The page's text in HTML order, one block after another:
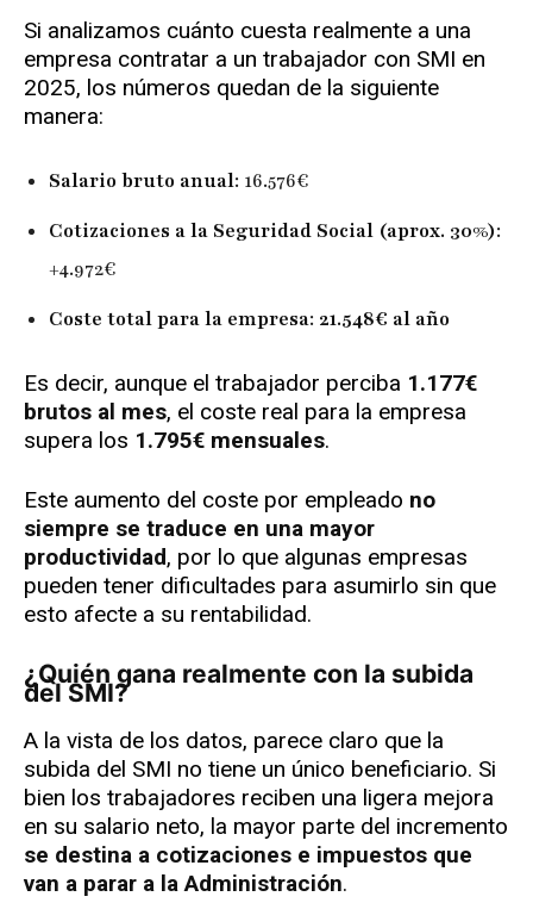
Si analizamos cuánto cuesta realmente a una
empresa contratar a un trabajador con SMI en
2025, los números quedan de la siguiente
manera:
Salario bruto anual: 16.576€
Cotizaciones a la Seguridad Social (aprox. 30%):
+4.972€
Coste total para la empresa: 21.548€ al año
Es decir, aunque el trabajador perciba 1.177€
brutos al mes, el coste real para la empresa
supera los 1.795€ mensuales.
Este aumento del coste por empleado no
siempre se traduce en una mayor
productividad, por lo que algunas empresas
pueden tener dificultades para asumirlo sin que
esto afecte a su rentabilidad.
¿Quién gana realmente con la subida
del SMI?
A la vista de los datos, parece claro que la
subida del SMI no tiene un único beneficiario. Si
bien los trabajadores reciben una ligera mejora
en su salario neto, la mayor parte del incremento
se destina a cotizaciones e impuestos que
van a parar a la Administración.